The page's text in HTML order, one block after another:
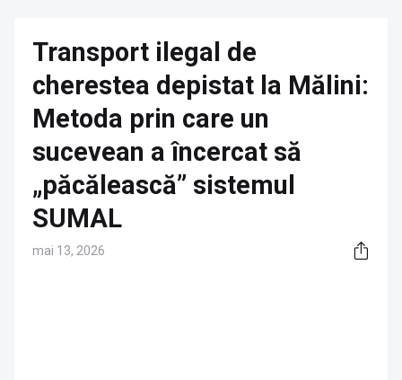
Transport ilegal de
cherestea depistat la Mălini:
Metoda prin care un
sucevean a încercat să
„păcălească” sistemul
SUMAL
mai 13, 2026